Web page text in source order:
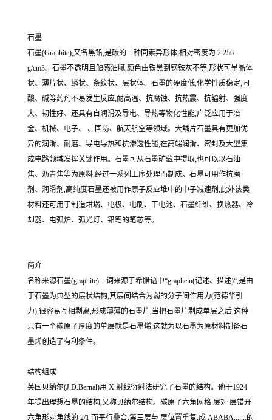
石墨
石墨(Graphite),又名黑铅,是碳的一种同素异形体,相对密度为 2.256
g/cm3。石墨不透明且触感油腻,颜色由铁黑到钢铁灰不等,形状可呈晶体
状、薄片状、鳞状、条纹状、层状体。石墨的硬度低,化学性质稳定,同
酸、碱等药剂不易发生反应,耐高温、抗腐蚀、抗热震、抗辐射、强度
大、韧性好、还具有自润滑及导电、导热等物化性能,广泛应用于冶
金、机械、电子、 、国防、航天航空等领域。大鳞片石墨具有更加优
异的润滑、耐磨、导电导热和抗渗透性能,在高端润滑、密封及大型集
成电路领域发挥关键作用。石墨可从石墨矿藏中提取,也可以以石油
焦、沥青焦等为原料,经过一系列工序处理而制成。石墨可用作抗磨
剂、润滑剂,高纯度石墨还被用作原子反应堆中的中子减速剂,此外该类
材料还可用于制造坩埚、电极、电刷、干电池、石墨纤维、换热器、冷
却器、电弧炉、弧光灯、铅笔的笔芯等。
简介
名称来源石墨(graphite)一词来源于希腊语中“graphein(记述、描述)“,是由
于石墨为典型的层状结构,其层间结合为弱的分子间作用力(范德华引
力),很容易互相剥离,形成薄薄的石墨片,当把石墨片剥成单层之后,这种
只有一个碳原子厚度的单层就是石墨烯,这就为以石墨为原材料制备石
墨烯创造了有利条件。
结构组成
英国贝纳尔(J.D.Bernal)用 X 射线衍射法研究了石墨的结构。他于1924
年提出理想石墨的结构,又称贝纳尔结构。碳原子六角网格 层对 层错开
六角形对角线的 2/1 而平行叠合,第三层与 层位置重复,成 ABABA.......的